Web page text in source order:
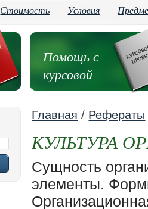
Стоимость Условия
Помощь с
курсовой
Главная / Рефераты
КУЛЬТУРА
Сущность организационной культуры и ее основные элементы. Формирование и изменение культуры организации. Организационная культура как фактор эффективности. Взаимодействие культуры организации и национальной культуры Сущность организационной культуры и ее основные элементы Организационная культура (культура организации) - это система коллективно разделяемых ценностей, убеждений, традиций и норм поведения работников. Она получает выражение в символических средствах духовного и материального окружения людей, работающих в данной организации. Культуру организации характеризуют: • разделяемые ценности - то, что люди ценят в своей жизни в организации: свое положение, титулы, продвижение по службе, саму работу; • вера в руководство, в успех, в свои силы, во взаимопомощь, в этичное поведение, в справедливость и т.п.; • коммуникационная система и язык общения, т.е. использование устной, письменной, невербальной коммуникации, аббревиатур, жестикуляции и т.п.; • осознание времени, отношение к нему и его использование: степень точности времени у работников, соблюдение временного распорядка и поощрение за это; • взаимоотношения между людьми, различающимися по возрасту и полу, статусу и власти, опыту и знаниям, религии и гражданству, а также пути и методы разрешения возникающих конфликтов; • процесс развития работника и обучения: процедуры информирования работников, порядок участия в обучающих программах, значение процесса повышения квалификации, которое признается в организации; • трудовая этика и методы стимулирования: отношение к работе и ответственность за порученное дело; разделение труда и исполнение должностных обязанностей; оформление и чистота рабочего места; качество работы; оценка работы и вознаграждение; пути продвижения по службе; • внешний вид, одежда, что и как едят работники, представление себя на работе, деловой стиль. Все характеристики, взятые вместе, формируют организационную культуру. Они отражаются в традициях, поведении людей, их внешнем виде, манере общения, их действиях и эмоциях. Люди, работающие в организации, формируют ее культуру, и в то же время культура оказывает воздействие на поведение людей в организации. Культура организации проявляется в представлениях о ценностях, из них выводятся нормы и правила поведения, на основе которых, в свою очередь, формируется конкретное поведение работников внутри и вне организации. Разделяемые ценности формируют у членов организации стандарты действия и похожие чувства. Они проявляются в материальных и духовных символических вещах: внешнем виде офисных помещений, самих сотрудников, в символах и фирменном стиле, формах наград и поощрений. Культура организации - это ее обобщающая, системная характеристика. Основные элементы культуры организации - это: • ценности, социальные установки; • нравственные принципы и деловая этика; • методы мотивации работников; • организация труда и способы контроля; • стиль руководства; • пути разрешения конфликтов; • способы принятия решений; • коммуникации. Культура организации проявляет себя разными